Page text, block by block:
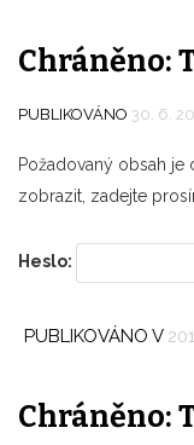
Chráněno:
PUBLIKOVÁNO 30. 6.
Požadovaný obsah je
zobrazit, zadejte
Heslo:
PUBLIKOVÁNO V
Chráněno: